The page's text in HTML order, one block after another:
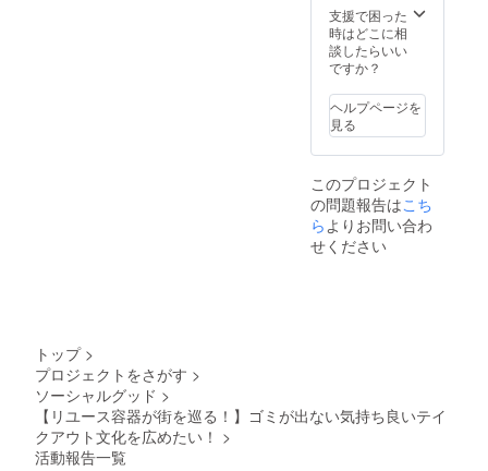
費や滞
在費は
ご自身
でご負
ます。
況に応
じて延
期する
可能性
もあり
ます。
また、
（二段
が、こ
れが新
容器に
置き換
750ml
分入れ
て送付
しま
地産地
消野菜
の久遠
の野菜
35km
含む
530mm
）
※2022
ご案内
のメー
ルを送
らせて
きま
す。 講
演は
2022年
5月〜
た上で
実施し
ラシを
デジタ
ルデー
タでお
※容器の
仕様・
デザイ
ン等は
変更が
ある可
能性が
ありま
す。 詳
支援で困った
時はどこに相
談したらいい
ですか？
ヘルプページを
見る
このプロジェクト
の問題報告はこち
ら よりお問い合わ
せください
トップ >
プロジェクトをさがす >
ソーシャルグッド >
【リユース容器が街を巡る！】ゴミが出ない気持ち良いテイ
クアウト文化を広めたい！ >
活動報告一覧